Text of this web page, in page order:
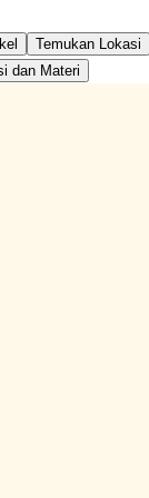
Temukan Lokasi
dan Materi